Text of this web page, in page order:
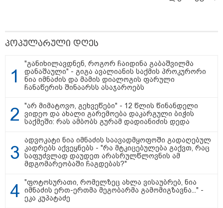
12:34 / 08-08-2026
რას აცხადებს ირაკლი კობახიძე
ელექტროენერგიის რამდენჯერმე
გათიშვასთან დაკავშირებით?
19:32 / 08-08-2026
"სიმბოლურია, რომ კობახიძის
პოპულარული დღეს
"განიხილავდნენ, როგორ ჩაიდინა გაბაშვილმა
დანაშაული" - გიგა ავალიანის საქმის პროკურორი
ნია იმნაძის და მამის დიალოგის ფარული
ჩანაწერის შინაარსს ასაჯაროებს
"არ მიმატოვო, გეხვეწები" - 12 წლის წინანდელი
ვიდეო და ახალი გარემოება დაკარგული ბიჭის
საქმეში: რას ამბობს გურამ დადიანიძის დედა
ადვოკატი ნია იმნაძის საავადმყოფოში გადაღებულ
კადრებს აქვეყნებს - "რა მტკიცებულება გაქვთ, რაც
საფუძვლად დაუდეთ არასრულწლოვნის ამ
მდგომარეობაში ჩაგდებას?"
"ფოტოსურათი, რომელზეც ახლა ვისაუბრებ, ნია
იმნაძის ერთ-ერთმა მეგობარმა გამომიგზავნა..." -
ეკა კუპატაძე